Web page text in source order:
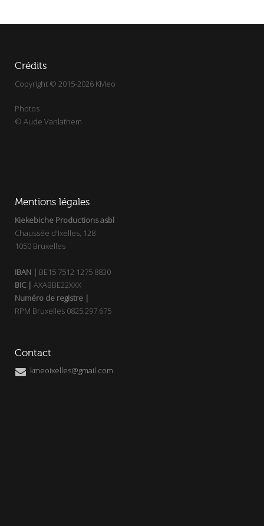
Crédits
Copyright © 2015-2026 KMeo
Photos
© Aude Vanlathem
Mentions légales
Kiekebiche Productions asbl
Chaussée d'Ixelles, 128
1050 Bruxelles
IBAN | BE15 7512 1275 8830
BIC | AXABBE22XXX
Numéro de registre |
RPM Bruxelles 0825.297.675
Contact
kmeoixelles@gmail.com